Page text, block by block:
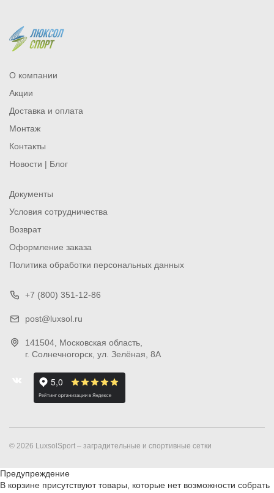
О компании
Акции
Доставка и оплата
Монтаж
Контакты
Новости | Блог
Документы
Условия сотрудничества
Возврат
Оформление заказа
Политика обработки персональных данных
+7 (800) 351-12-86
post@luxsol.ru
141504 , Московская область,
г. Солнечногорск ул. Зелёная, 8А
© 2026 LuxsolSport – заградительные и спортивные сетки
Предупреждение
В корзине присутствуют товары, которые нет возможности собрать